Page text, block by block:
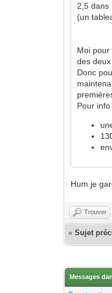
2,5 dans
(un
Moi
des
Donc
Pour
Hum je
Trouver
«Sujet
Messages